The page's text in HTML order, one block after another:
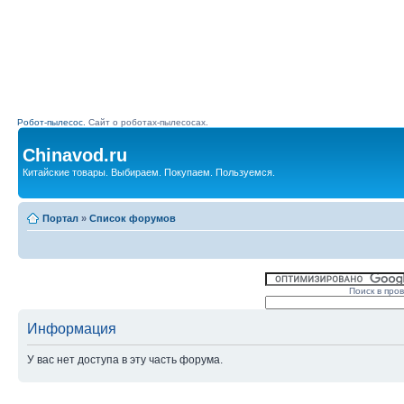
Робот-пылесос. Сайт о роботах-пылесосах.
Chinavod.ru
Китайские товары. Выбираем. Покупаем. Пользуемся.
Портал » Список форумов
Поиск в
Информация
У вас нет доступа в эту часть форума.